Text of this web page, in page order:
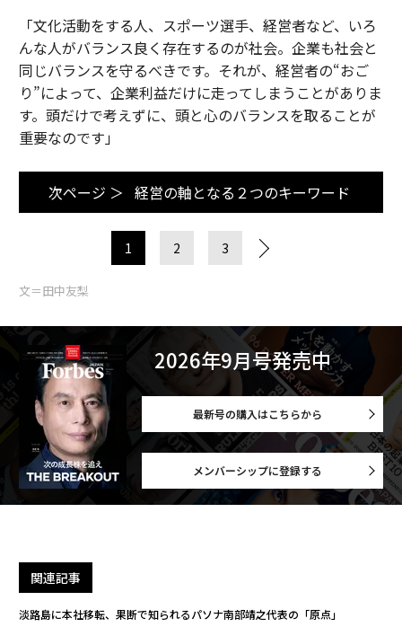
「文化活動をする人、スポーツ選手、経営者など、いろ
んな人がバランス良く存在するのが社会。企業も社会と
同じバランスを守るべきです。それが、経営者の“おご
り”によって、企業利益だけに走ってしまうことがありま
す。頭だけで考えずに、頭と心のバランスを取ることが
重要なのです」
次ページ ＞ 経営の軸となる２つのキーワード
1 2 3
文＝田中友梨
2026年9月号発売中
最新号の購入はこちらから
メンバーシップに登録する
関連記事
淡路島に本社移転、果断で知られるパソナ南部靖之代表の「原点」